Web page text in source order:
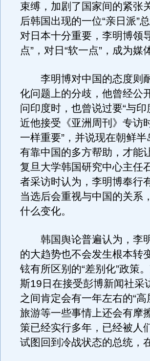
束缚，加剧了国家间的紧张
后韩国出现的一位“亲日派”
对日本十分重要，李明博领
点”，对日“软一点”，成为媒
李明博对中国的态度则
化问题上的分歧，他曾经公
问印度时，也曾说过要“与
近他接受《亚洲周刊》专访
一样重要”，并说现在朝鲜
有靠中国的多方帮助，才能
复旦大学韩国研究中心主任
者采访时认为，李明博奉行
当选后会重视与中国的关系
什么变化。
韩国舆论普遍认为，李
的大趋势也不会发生根本转
铉有所区别的“差别化”政策
斯19日在接受彭博新闻社采
之间肯定会有一年左右的“
旅游等一些事情上还会有摩
策已经实行多年，已经被人
试图回到冷战状态的总统，